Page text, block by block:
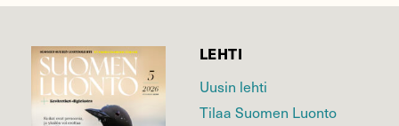
LEHTI
Uusin lehti
Tilaa Suomen Luonto